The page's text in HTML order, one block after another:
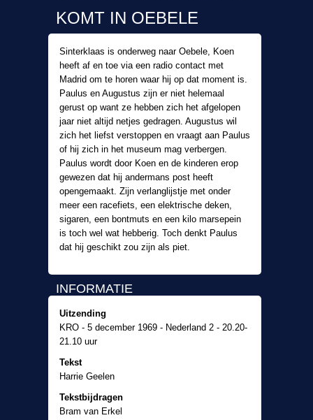
KOMT IN OEBELE
Sinterklaas is onderweg naar Oebele, Koen
heeft af en toe via een radio contact met
Madrid om te horen waar hij op dat moment is.
Paulus en Augustus zijn er niet helemaal
gerust op want ze hebben zich het afgelopen
jaar niet altijd netjes gedragen. Augustus wil
zich het liefst verstoppen en vraagt aan Paulus
of hij zich in het museum mag verbergen.
Paulus wordt door Koen en de kinderen erop
gewezen dat hij andermans post heeft
opengemaakt. Zijn verlanglijstje met onder
meer een racefiets, een elektrische deken,
sigaren, een bontmuts en een kilo marsepein
is toch wel wat hebberig. Toch denkt Paulus
dat hij geschikt zou zijn als piet.
INFORMATIE
Uitzending
KRO - 5 december 1969 - Nederland 2 - 20.20-
21.10 uur
Tekst
Harrie Geelen
Tekstbijdragen
Bram van Erkel